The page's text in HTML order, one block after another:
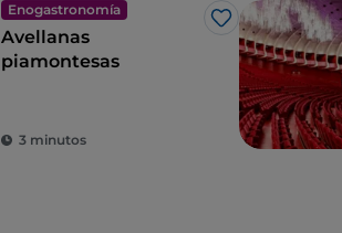
Enogastronomía
Me gusta
Avellanas
piamontesas
3 minutos